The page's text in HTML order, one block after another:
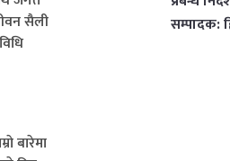
सैली
बारेमा
सम्पादक: